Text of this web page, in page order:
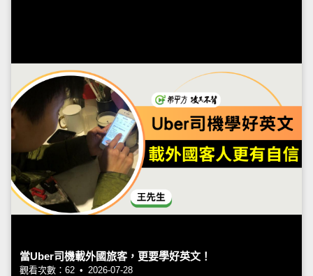
當Uber司機載外國旅客，更要學好英文！
觀看次數：62 • 2026-07-28